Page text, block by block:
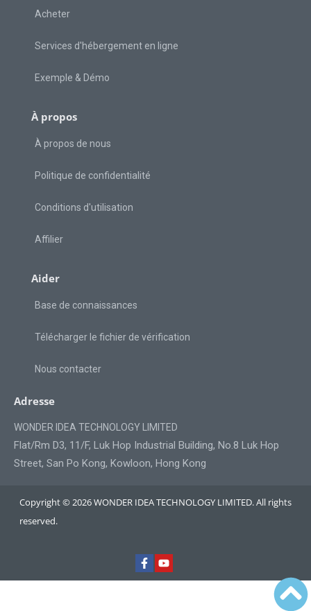
Acheter
Services d'hébergement en ligne
Exemple & Démo
À propos
À propos de nous
Politique de confidentialité
Conditions d'utilisation
Affilier
Aider
Base de connaissances
Télécharger le fichier de vérification
Nous contacter
Adresse
WONDER IDEA TECHNOLOGY LIMITED
Flat/Rm D3, 11/F, Luk Hop Industrial Building, No.8 Luk Hop
Street, San Po Kong, Kowloon, Hong Kong
Copyright © 2026 WONDER IDEA TECHNOLOGY LIMITED. All rights
reserved.